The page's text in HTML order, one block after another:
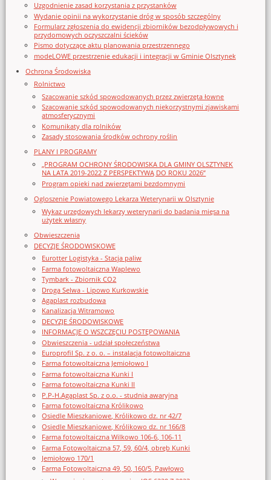
Uzgodnienie zasad korzystania z przystanków
Wydanie opinii na wykorzystanie dróg w sposób szczególny
Formularz zgłoszenia do ewidencji zbiorników bezodpływowych i
przydomowych oczyszczalni ścieków
Pismo dotyczące aktu planowania przestrzennego
modeLOWE przestrzenie edukacji i integracji w Gminie Olsztynek
Ochrona Środowiska
Rolnictwo
Szacowanie szkód spowodowanych przez zwierzęta łowne
Szacowanie szkód spowodowanych niekorzystnymi zjawiskami
atmosferycznymi
Komunikaty dla rolników
Zasady stosowania środków ochrony roślin
PLANY I PROGRAMY
„PROGRAM OCHRONY ŚRODOWISKA DLA GMINY OLSZTYNEK
NA LATA 2019-2022 Z PERSPEKTYWĄ DO ROKU 2026”
Program opieki nad zwierzętami bezdomnymi
Ogloszenie Powiatowego Lekarza Weterynarii w Olsztynie
Wykaz urzędowych lekarzy weterynarii do badania mięsa na
użytek własny
Obwieszczenia
DECYZJE ŚRODOWISKOWE
Eurotter Logistyka - Stacja paliw
Farma fotowoltaiczna Waplewo
Tymbark - Zbiornik CO2
Droga Selwa - Lipowo Kurkowskie
Agaplast rozbudowa
Kanalizacja Witramowo
DECYZJE ŚRODOWISKOWE
INFORMACJE O WSZCZĘCIU POSTĘPOWANIA
Obwieszczenia - udział społeczeństwa
Europrofil Sp. z o. o. – instalacja fotowoltaiczna
Farma fotowoltaiczna Jemiołowo I
Farma fotowoltaiczna Kunki I
Farma fotowoltaiczna Kunki II
P.P-H.Agaplast Sp. z o.o. - studnia awaryjna
Farma fotowoltaiczna Królikowo
Osiedle Mieszkaniowe, Królikowo dz. nr 42/7
Osiedle Mieszkaniowe, Królikowo dz. nr 166/8
Farma fotowoltaiczna Wilkowo 106-6, 106-11
Farma Fotowoltaiczna 57, 59, 60/4, obręb Kunki
Jemiołowo 170/1
Farma Fotowoltaiczna 49, 50, 160/5, Pawłowo